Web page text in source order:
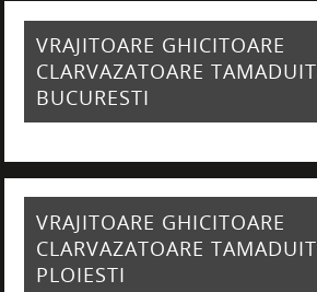
VRAJITOARE GHICITOARE
CLARVAZATOARE
BUCURESTI
VRAJITOARE GHICITOARE
CLARVAZATOARE
PLOIESTI